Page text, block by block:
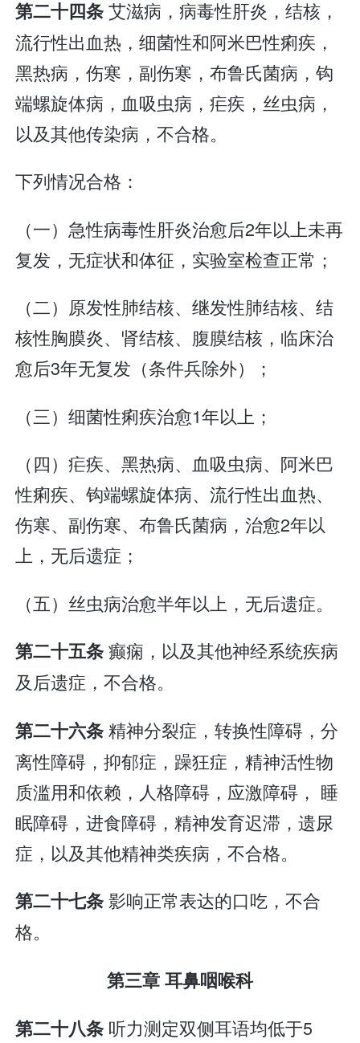
第二十四条艾滋病，病毒性肝炎，结核，
流行性出血热，细菌性和阿米巴性痢疾，
黑热病，伤寒，副伤寒，布鲁氏菌病，钩
端螺旋体病，血吸虫病，疟疾，丝虫病，
以及其他传染病，不合格。
下列情况合格：
（一）急性病毒性肝炎治愈后2年以上未再
复发，无症状和体征，实验室检查正常；
（二）原发性肺结核、继发性肺结核、结
核性胸膜炎、肾结核、腹膜结核，临床治
愈后3年无复发（条件兵除外）；
（三）细菌性痢疾治愈1年以上；
（四）疟疾、黑热病、血吸虫病、阿米巴
性痢疾、钩端螺旋体病、流行性出血热、
伤寒、副伤寒、布鲁氏菌病，治愈2年以
上，无后遗症；
（五）丝虫病治愈半年以上，无后遗症。
第二十五条癫痫，以及其他神经系统疾病
及后遗症，不合格。
第二十六条精神分裂症，转换性障碍，分
离性障碍，抑郁症，躁狂症，精神活性物
质滥用和依赖，人格障碍，应激障碍， 睡
眠障碍，进食障碍，精神发育迟滞，遗尿
症，以及其他精神类疾病，不合格。
第二十七条影响正常表达的口吃，不合
格。
第三章 耳鼻咽喉科
第二十八条 听力测定双侧耳语均低于5